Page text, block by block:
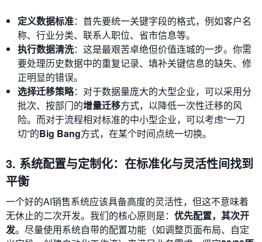
定义数据标准：首先要统一关键字段的格式，例如客户名
称、行业分类、联系人职位、省市信息等。
执行数据清洗：这是最艰苦卓绝但价值连城的一步。你需
要处理历史数据中的重复记录、填补关键信息的缺失、修
正明显的错误。
选择迁移策略：对于数据量庞大的大型企业，可以采用分
批次、按部门的增量迁移方式，以降低一次性迁移的风
险。而对于流程相对标准的中小型企业，可以考虑“一刀
切”的Big Bang方式，在某个时间点统一切换。
3. 系统配置与定制化：在标准化与灵活性间找到
平衡
一个好的AI销售系统应该具备高度的灵活性，但这不意味着
无休止的二次开发。我们的核心原则是： 优先配置，其次开
发。尽量使用系统自带的配置功能（如调整页面布局、自定